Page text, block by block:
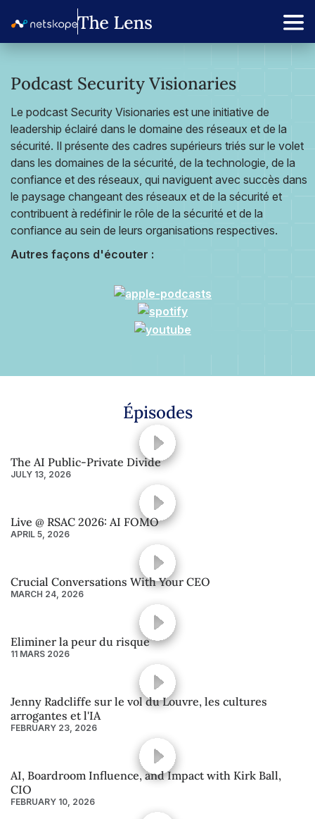
Podcast Security Visionaries
Le podcast Security Visionaries est une initiative de
leadership éclairé dans le domaine des réseaux et de la
sécurité. Il présente des cadres supérieurs triés sur le volet
dans les domaines de la sécurité, de la technologie, de la
confiance et des réseaux, qui naviguent avec succès dans
le paysage changeant des réseaux et de la sécurité et
contribuent à redéfinir le rôle de la sécurité et de la
confiance au sein de leurs organisations respectives.
Autres façons d'écouter :
Épisodes
The AI Public-Private Divide
JULY 13, 2026
Live @ RSAC 2026: AI FOMO
APRIL 5, 2026
Crucial Conversations With Your CEO
MARCH 24, 2026
Eliminer la peur du risque
11 MARS 2026
Jenny Radcliffe sur le vol du Louvre, les cultures
arrogantes et l'IA
FEBRUARY 23, 2026
AI, Boardroom Influence, and Impact with Kirk Ball,
CIO
FEBRUARY 10, 2026